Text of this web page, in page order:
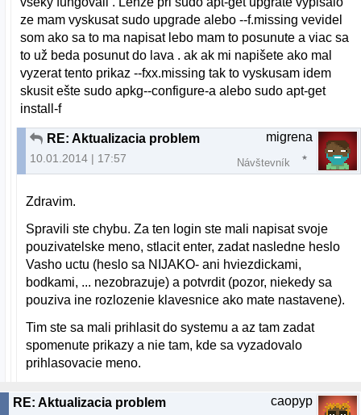
ze mam vyskusat sudo upgrade alebo --f.missing vevidel
som ako sa to ma napisat lebo mam to posunute a viac sa
to už beda posunut do lava . ak ak mi napišete ako mal
vyzerat tento prikaz --fxx.missing tak to vyskusam idem
skusit ešte sudo apkg--configure-a alebo sudo apt-get
install-f
RE: Aktualizacia problem
10.01.2014 | 17:57
migrena
Návštevník
Zdravim.
Spravili ste chybu. Za ten login ste mali napisat svoje
pouzivatelske meno, stlacit enter, zadat nasledne heslo
Vasho uctu (heslo sa NIJAKO- ani hviezdickami,
bodkami, ... nezobrazuje) a potvrdit (pozor, niekedy sa
pouziva ine rozlozenie klavesnice ako mate nastavene).
Tim ste sa mali prihlasit do systemu a az tam zadat
spomenute prikazy a nie tam, kde sa vyzadovalo
prihlasovacie meno.
RE: Aktualizacia problem caopyp